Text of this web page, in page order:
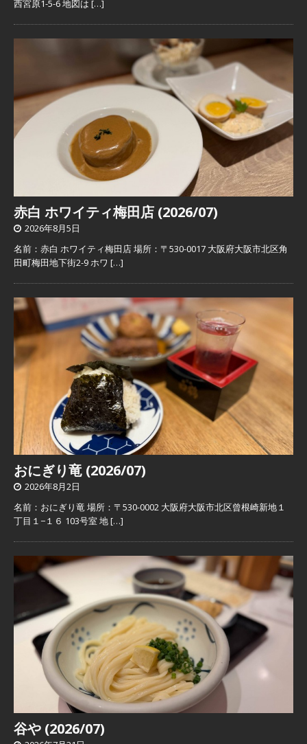
西宮原1-5-6 地図は […]
赤白 ホワイティ梅田店 (2026/07)
2026年8月5日
名前：赤白 ホワイティ梅田店 場所：〒530-0017 大阪府大阪市北区角
田町梅田地下街2-9 ホワ […]
おにぎり竜 (2026/07)
2026年8月2日
名前：おにぎり竜 場所：〒530-0002 大阪府大阪市北区曾根崎新地１
丁目１−１６ 103号室 地[…]
谷や (2026/07)